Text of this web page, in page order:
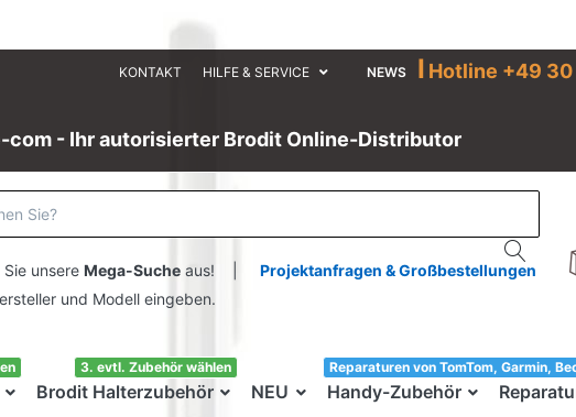
KONTAKT HILFE & SERVICE NEWS I Hotline +49
com - Ihr autorisierter Brodit Online-Distributor
unsere Mega-Sucheaus! | Projektanfragen & Großbestellungen
und Modell eingeben.
Brodit Halterzubehör
3. evtl. Zubehör wählen
NEU Handy-Zubehör
33!
Reparaturen von TomTom, Garmin,